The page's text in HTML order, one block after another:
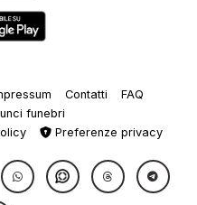
Contatti
FAQ
funebri
Preferenze privacy